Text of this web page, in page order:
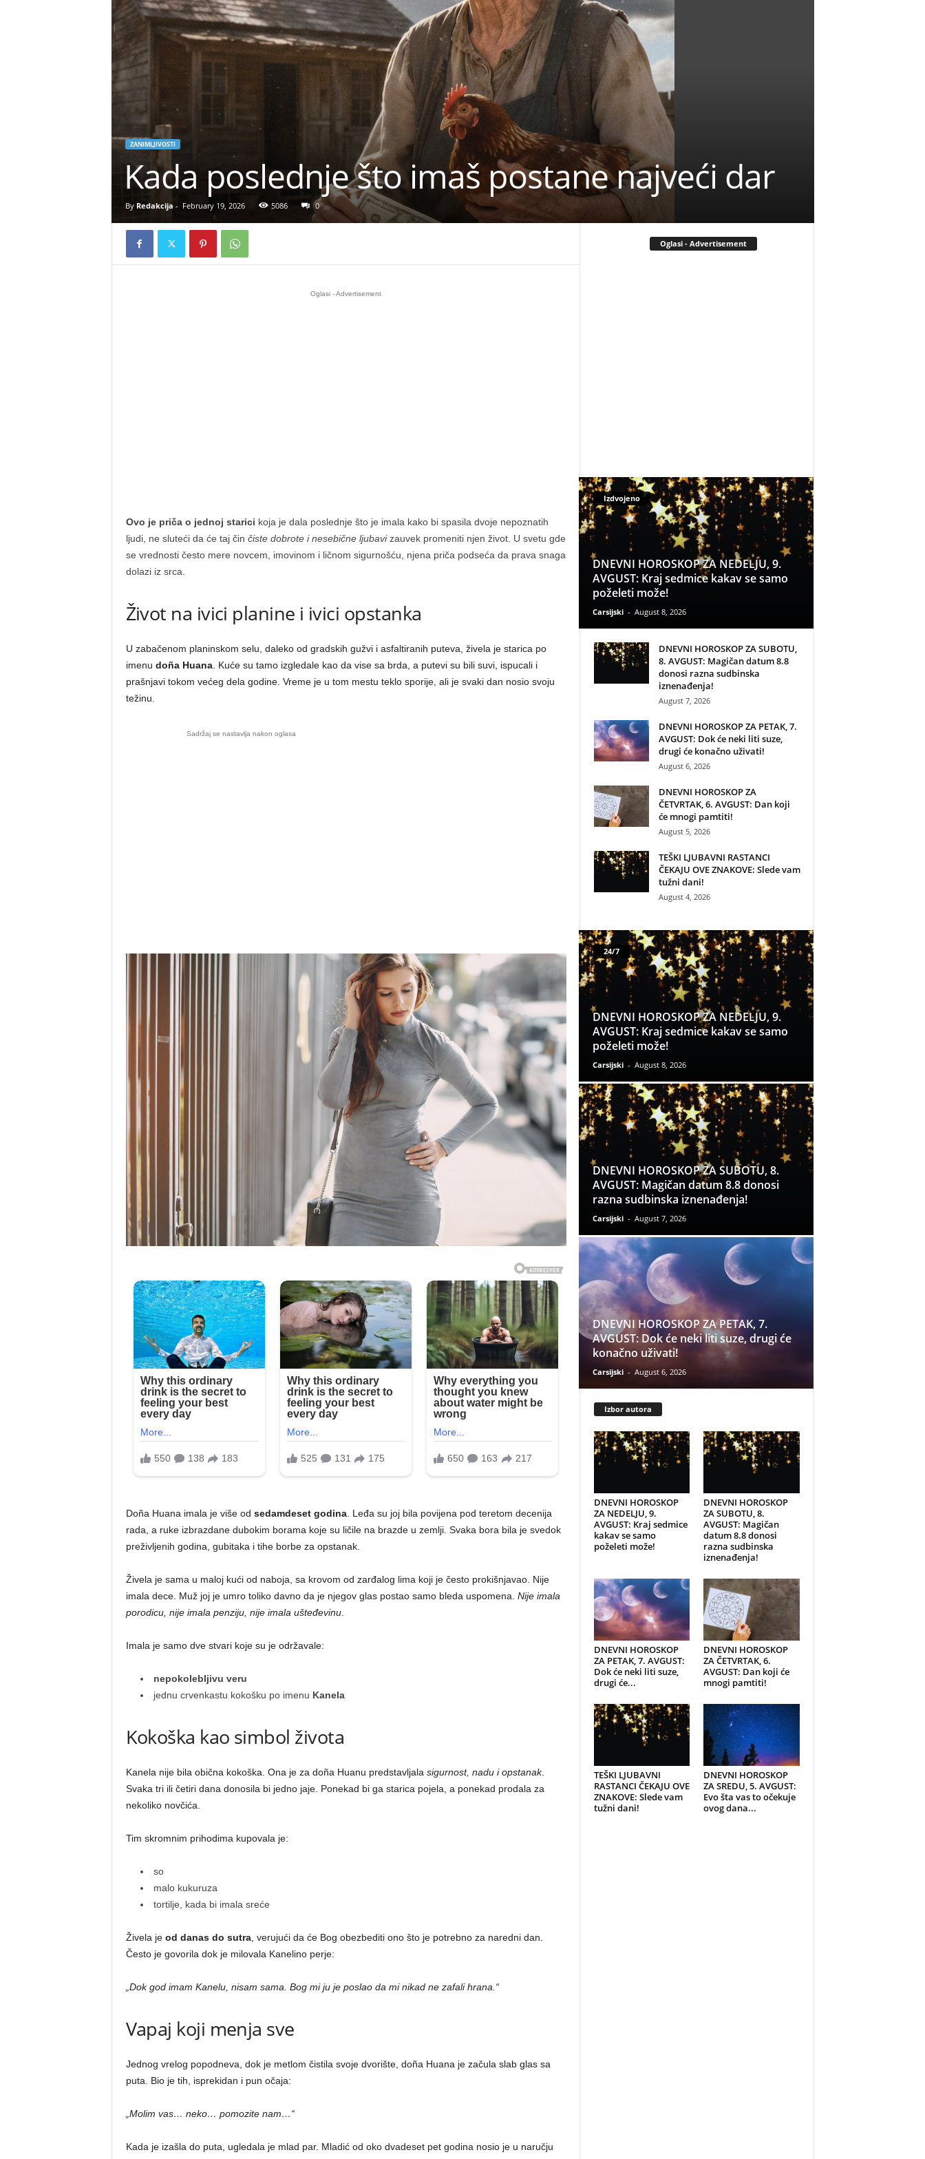
ZANIMLJIVOSTI
Kada poslednje što imaš postane najveći dar
By Redakcija - February 19, 2026 5086 0
Oglasi - Advertisement
Ovo je priča o jednoj starici koja je dala poslednje što je imala kako bi spasila dvoje nepoznatih
ljudi, ne sluteći da će taj čin čiste dobrote i nesebične ljubavizauvek promeniti njen život. U svetu gde
se vrednosti često mere novcem, imovinom i ličnom sigurnošću, njena priča podseća da prava snaga
dolazi iz srca.
Život na ivici planine i ivici opstanka
U zabačenom planinskom selu, daleko od gradskih gužvi i asfaltiranih puteva, živela je starica po
imenu doña Huana. Kuće su tamo izgledale kao da vise sa brda, a putevi su bili suvi, ispucali i
prašnjavi tokom većeg dela godine. Vreme je u tom mestu teklo sporije, ali je svaki dan nosio svoju
težinu.
Sadržaj se nastavlja nakon oglasa
Doña Huana imala je više od sedamdeset godina. Leđa su joj bila povijena pod teretom decenija
rada, a ruke izbrazdane dubokim borama koje su ličile na brazde u zemlji. Svaka bora bila je svedok
preživljenih godina, gubitaka i tihe borbe za opstanak.
Živela je sama u maloj kući od naboja, sa krovom od zarđalog lima koji je često prokišnjavao. Nije
imala dece. Muž joj je umro toliko davno da je njegov glas postao samo bleda uspomena. Nije imala
porodicu, nije imala penziju, nije imala ušteđevinu.
Imala je samo dve stvari koje su je održavale:
nepokolebljivu veru
jednu crvenkastu kokošku po imenu Kanela
Kokoška kao simbol života
Kanela nije bila obična kokoška. Ona je za doña Huanu predstavljala sigurnost, nadu i opstanak.
Svaka tri ili četiri dana donosila bi jedno jaje. Ponekad bi ga starica pojela, a ponekad prodala za
nekoliko novčića.
Tim skromnim prihodima kupovala je:
so
malo kukuruza
tortilje, kada bi imala sreće
Živela je od danas do sutra, verujući da će Bog obezbediti ono što je potrebno za naredni dan.
Često je govorila dok je milovala Kanelino perje:
„Dok god imam Kanelu, nisam sama. Bog mi ju je poslao da mi nikad ne zafali hrana.“
Vapaj koji menja sve
Jednog vrelog popodneva, dok je metlom čistila svoje dvorište, doña Huana je začula slab glas sa
puta. Bio je tih, isprekidan i pun očaja:
„Molim vas… neko… pomozite nam…“
Kada je izašla do puta, ugledala je mlad par. Mladić od oko dvadeset pet godina nosio je u naručju
Oglasi - Advertisement
Izdvojeno
DNEVNI HOROSKOP ZA NEDELJU, 9.
AVGUST: Kraj sedmice kakav se samo
poželeti može!
Carsijski - August 8, 2026
DNEVNI HOROSKOP ZA SUBOTU,
8. AVGUST: Magičan datum 8.8
donosi razna sudbinska
iznenađenja!
August 7, 2026
DNEVNI HOROSKOP ZA PETAK, 7.
AVGUST: Dok će neki liti suze,
drugi će konačno uživati!
August 6, 2026
DNEVNI HOROSKOP ZA
ČETVRTAK, 6. AVGUST: Dan koji
će mnogi pamtiti!
August 5, 2026
TEŠKI LJUBAVNI RASTANCI
ČEKAJU OVE ZNAKOVE: Slede vam
tužni dani!
August 4, 2026
24/7
DNEVNI HOROSKOP ZA NEDELJU, 9.
AVGUST: Kraj sedmice kakav se samo
poželeti može!
Carsijski - August 8, 2026
DNEVNI HOROSKOP ZA SUBOTU, 8.
AVGUST: Magičan datum 8.8 donosi
razna sudbinska iznenađenja!
Carsijski - August 7, 2026
DNEVNI HOROSKOP ZA PETAK, 7.
AVGUST: Dok će neki liti suze, drugi će
konačno uživati!
Carsijski - August 6, 2026
Izbor autora
DNEVNI HOROSKOP
ZA NEDELJU, 9.
AVGUST: Kraj sedmice
kakav se samo
poželeti može!
DNEVNI HOROSKOP
ZA SUBOTU, 8.
AVGUST: Magičan
datum 8.8 donosi
razna sudbinska
iznenađenja!
DNEVNI HOROSKOP
ZA PETAK, 7. AVGUST:
Dok će neki liti suze,
drugi će...
DNEVNI HOROSKOP
ZA ČETVRTAK, 6.
AVGUST: Dan koji će
mnogi pamtiti!
TEŠKI LJUBAVNI
RASTANCI ČEKAJU OVE
ZNAKOVE: Slede vam
tužni dani!
DNEVNI HOROSKOP
ZA SREDU, 5. AVGUST:
Evo šta vas to očekuje
ovog dana...